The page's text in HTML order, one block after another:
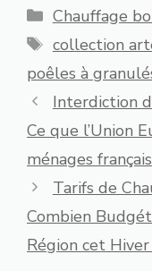
Catégories
Chauffage
Étiquettes
collection
poêles à
Interdiction
Ce que l’Union
ménages français
Tarifs de
Combien
Région cet Hiver